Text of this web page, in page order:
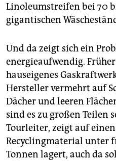
Linoleumstreifen bei 70
gigantischen
Und da zeigt sich ein
energieaufwendig.
hauseigenes
Hersteller vermehrt auf
Dächer und leeren
sind es zu großen Teilen
Tourleiter, zeigt auf einen
Recyclingmaterial unter
Tonnen lagert, auch da